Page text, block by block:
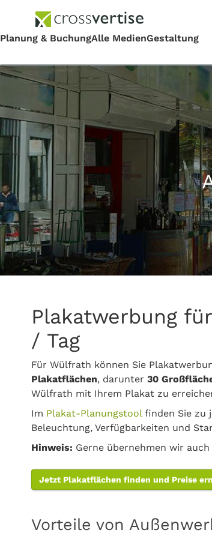
Plakatwerbung
/ Tag
Für Wülfrath können Sie
Plakatflächen, darunter 30
Wülfrath mit Ihrem Plakat zu
Im Plakat-Planungstoolfinden Sie zu
Beleuchtung, Verfügbarkeiten und
Hinweis: Gerne übernehmen wir
Jetzt Plakatflächen finden und Preise
Vorteile von